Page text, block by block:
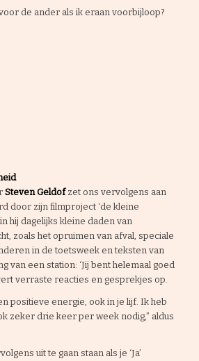
de ander als ik eraan voorbijloop?
Steven Geldofzet ons vervolgens aan
door zijn filmproject ‘de kleine
hij dagelijks kleine daden van
zoals het opruimen van afval, speciale
in de toetsweek en teksten van
van een station: ‘Jij bent helemaal goed
verraste reacties en gesprekjes op.
positieve energie, ook in je lijf. Ik heb
zeker drie keer per week nodig,” aldus
uit te gaan staan als je ‘Ja’